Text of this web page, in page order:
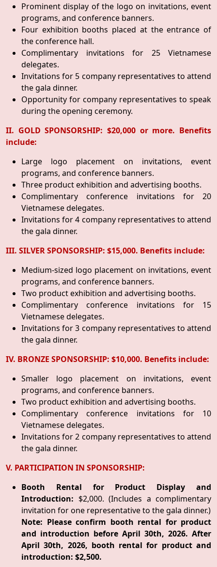
Prominent display of the logo on invitations, event
programs, and conference banners.
Four exhibition booths placed at the entrance of
the conference hall.
Complimentary invitations for 25 Vietnamese
delegates.
Invitations for 5 company representatives to attend
the gala dinner.
Opportunity for company representatives to speak
during the opening ceremony.
II. GOLD SPONSORSHIP: $20,000 or more. Benefits
include:
Large logo placement on invitations, event
programs, and conference banners.
Three product exhibition and advertising booths.
Complimentary conference invitations for 20
Vietnamese delegates.
Invitations for 4 company representatives to attend
the gala dinner.
III. SILVER SPONSORSHIP: $15,000. Benefits include:
Medium-sized logo placement on invitations, event
programs, and conference banners.
Two product exhibition and advertising booths.
Complimentary conference invitations for 15
Vietnamese delegates.
Invitations for 3 company representatives to attend
the gala dinner.
IV. BRONZE SPONSORSHIP: $10,000. Benefits include:
Smaller logo placement on invitations, event
programs, and conference banners.
Two product exhibition and advertising booths.
Complimentary conference invitations for 10
Vietnamese delegates.
Invitations for 2 company representatives to attend
the gala dinner.
V. PARTICIPATION IN SPONSORSHIP:
Booth Rental for Product Display and
Introduction: $2,000. (Includes a complimentary
invitation for one representative to the gala dinner.)
Note: Please confirm booth rental for product
and introduction before April 30th, 2026. After
April 30th, 2026, booth rental for product and
introduction: $2,500.